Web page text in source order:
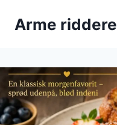
Arme riddere